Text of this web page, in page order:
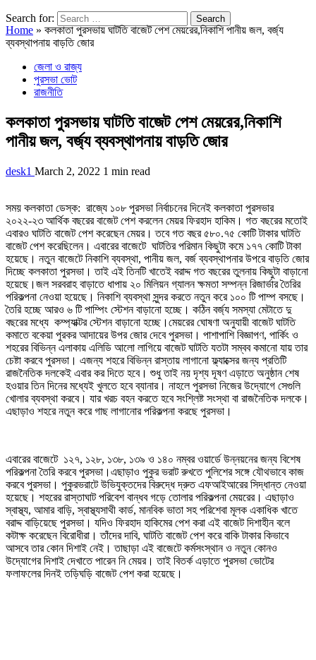
Search for:
Home » কলকাতা পুরসভায় ঘাটতি বাজেট পেশ মেয়রের,নিকাশি পানীয় জল, বর্জ্য
ব্যবস্থাপনায় বাড়তি জোর
জেলা ও রাজ্য
পুরসভা ভোট
রাজনীতি
কলকাতা পুরসভায় ঘাটতি বাজেট পেশ মেয়রের,নিকাশি
পানীয় জল, বর্জ্য ব্যবস্থাপনায় বাড়তি জোর
desk1 March 2, 2022 1 min read
সময় কলকাতা ডেস্ক: রাজ্যে ১০৮ পুরসভা নির্বাচনের দিনেই কলকাতা পুরসভার
২০২২-২৩ আর্থিক বছরের বাজেট পেশ করলেন মেয়র ফিরহাদ হাকিম। গত বছরের মতোই
এবারও ঘাটতি বাজেট পেশ করেছেন মেয়র। তবে গত বছর ৫৮০.৭৫ কোটি টাকার ঘাটতি
বাজেট পেশ করেছিলেন। এবারের বাজেটে ঘাটতির পরিমান কিছুটা কমে ১৭৭ কোটি টাকা
হয়েছে। নতুন বাজেটে নিকাশি ব্যবস্থা, পানীয় জল, বর্জ ব্যবস্থাপনার উপরে বাড়তি জোর
দিচ্ছে কলকাতা পুরসভা। তাই এই তিনটি খাতেই বরাদ্দ গত বছরের তুলনায় কিছুটা বাড়ানো
হয়েছে।জল সরবরাহ বাড়াতে ধাপায় ২০ মিলিয়ন গ্যালন ক্ষমতা সম্পন্ন রিজার্ভার তৈরির
পরিকল্পনা নেওয়া হয়েছে। নিকাশি ব্যবস্থা সুন্দর করতে নতুন করে ১০০ টি পাম্প বসছে।
তৈরি হচ্ছে আরও ৬ টি পাম্পিং স্টেশন বাড়ানো হচ্ছে। কঠিন বর্জ্য সমস্যা মেটাতে দু
বছরের মধ্যে কম্প্যাক্টর স্টেশন বাড়ানো হচ্ছে। মেয়রের ঘোষণা অনুযায়ী বাজেট ঘাটতি
কমাতে বকেয়া পুরকর আদায়ের উপর জোর দেবে পুরসভা। পাশাপাশি বিজ্ঞাপণ, পার্কিং ও
শহরের বিভিন্ন এলাকায় এলিডি আলো লাগিয়ে বাজেট ঘাটতি যতটা সম্বব কমানো যায় তার
চেষ্টা করবে পুরসভা। এজন্য শহরে বিভিন্ন রাস্তায় লাগানো ফ্ল্যাক্সের জন্য প্রতিটি
রাজনৈতিক দলকেই এবার কর দিতে হবে। শুধু তাই নয় দৃশ্য দূষণ এড়াতে অনুষ্ঠান শেষ
হওয়ার তিন দিনের মধ্যেই খুলতে হবে ব্যানার। নাহলে পুরসভা নিজের উদ্যোগে সেগুলি
খোলার ব্যবস্থা করবে। যার খরচ বহন করতে হবে সংশ্লিষ্ট সংস্থা বা রাজনৈতিক দলকে।
এছাড়াও শহরে নতুন করে গাছ লাগানোর পরিকল্পনা করছে পুরসভা।
এবারের বাজেটে ১২৭, ১২৮, ১৩৮, ১৩৯ ও ১৪০ নম্বর ওয়ার্ডে উন্নয়নের জন্য বিশেষ
পরিকল্পনা তৈরি করবে পুরসভা।এছাড়াও পুকুর ভরাট রুখতে পুলিশের সঙ্গে যৌথভাবে কাজ
করবে পুরসভা। পুকুরভরাটে উভিযুক্তদের বিরুদ্ধে দ্রুত এফআইআরের সিদ্ধান্ত নেওয়া
হয়েছে। শহরের রাস্তাঘাট পরিবেশ বান্ধব গড়ে তোলার পরিকল্পনা মেয়রের। এছাড়াও
স্বাস্থ্য, আমার বাড়ি, স্বাস্থ্যসাথী কার্ড, মানবিক ভাতা সহ পরিশেবা মূলক একাধিক খাতে
বরাদ্দ বাড়িয়েছে পুরসভা। যদিও ফিরহাদ হাকিমের পেশ করা এই বাজেট দিশাহীন বলে
কটাক্ষ করেছেন বিরোধীরা। তাঁদের দাবি, ঘাটতি বাজেট পেশ করে বাকি টাকার কিভাবে
আসবে তার কোন দিশাই নেই। তাছাড়া এই বাজেটে কর্মসংস্থান ও নতুন কোনও
উদ্যোগের দিশাই দেখাতে পারেন নি মেয়র। তাই বিতর্ক এড়াতে পুরসভা ভোটের
ফলাফলের দিনই তড়িঘড়ি বাজেট পেশ করা হয়েছে।